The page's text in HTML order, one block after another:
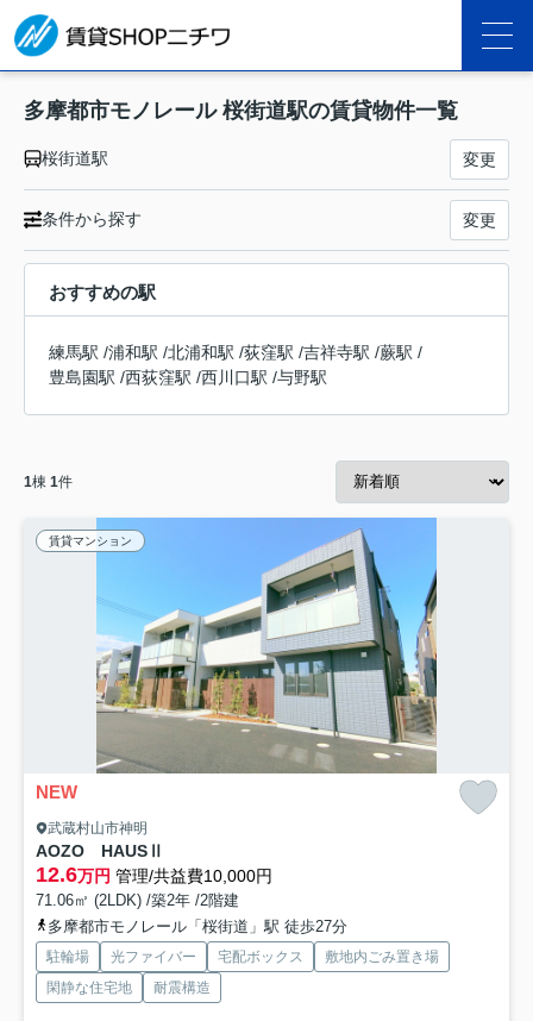
多摩都市モノレール 桜街道駅の賃貸物件一覧
桜街道駅 変更
条件から探す 変更
おすすめの駅
練馬駅 /浦和駅 /北浦和駅 /荻窪駅 /吉祥寺駅 /蕨駅 /
豊島園駅 /西荻窪駅 /西川口駅 /与野駅
1棟 1件
賃貸マンション
NEW
武蔵村山市神明
AOZO HAUSⅡ
12.6万円 管理/共益費10,000円
71.06㎡ (2LDK) /築2年 /2階建
多摩都市モノレール「桜街道」駅 徒歩27分
駐輪場 光ファイバー 宅配ボックス
敷地内ごみ置き場
閑静な住宅地
耐震構造